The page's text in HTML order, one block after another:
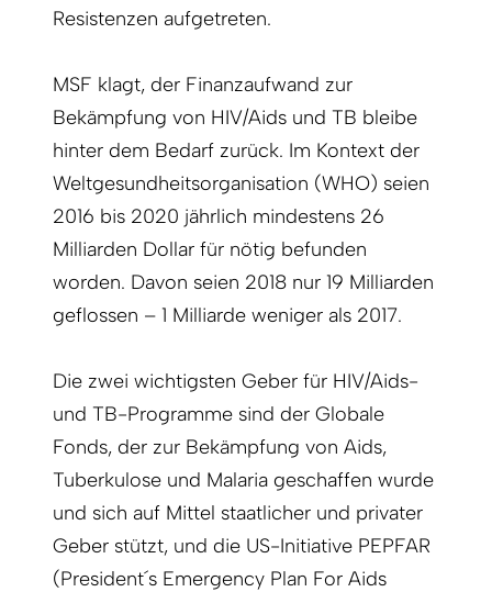
Resistenzen aufgetreten.
MSF klagt, der Finanzaufwand zur
Bekämpfung von HIV/Aids und TB bleibe
hinter dem Bedarf zurück. Im Kontext der
Weltgesundheitsorganisation (WHO) seien
2016 bis 2020 jährlich mindestens 26
Milliarden Dollar für nötig befunden
worden. Davon seien 2018 nur 19 Milliarden
geflossen – 1 Milliarde weniger als 2017.
Die zwei wichtigsten Geber für HIV/Aids-
und TB-Programme sind der Globale
Fonds, der zur Bekämpfung von Aids,
Tuberkulose und Malaria geschaffen wurde
und sich auf Mittel staatlicher und privater
Geber stützt, und die US-Initiative PEPFAR
(President´s Emergency Plan For Aids